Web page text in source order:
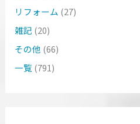
リフォーム (27)
雑記 (20)
その他 (66)
一覧(791)